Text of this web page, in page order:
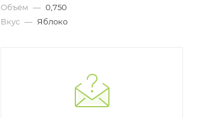
Объём — 0,750
Вкус — Яблоко